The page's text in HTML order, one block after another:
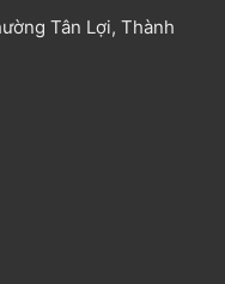
Tân Lợi, Thành